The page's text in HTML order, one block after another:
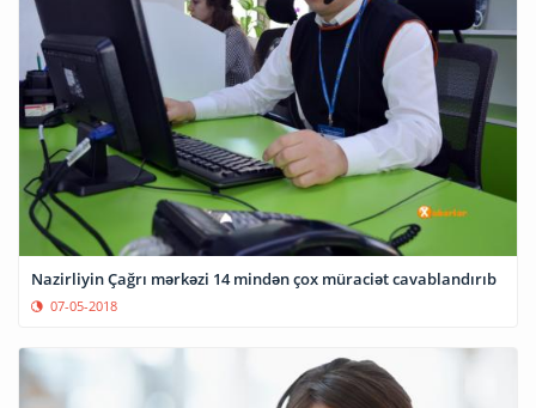
Nazirliyin Çağrı mərkəzi 14 mindən çox müraciət cavablandırıb
07-05-2018